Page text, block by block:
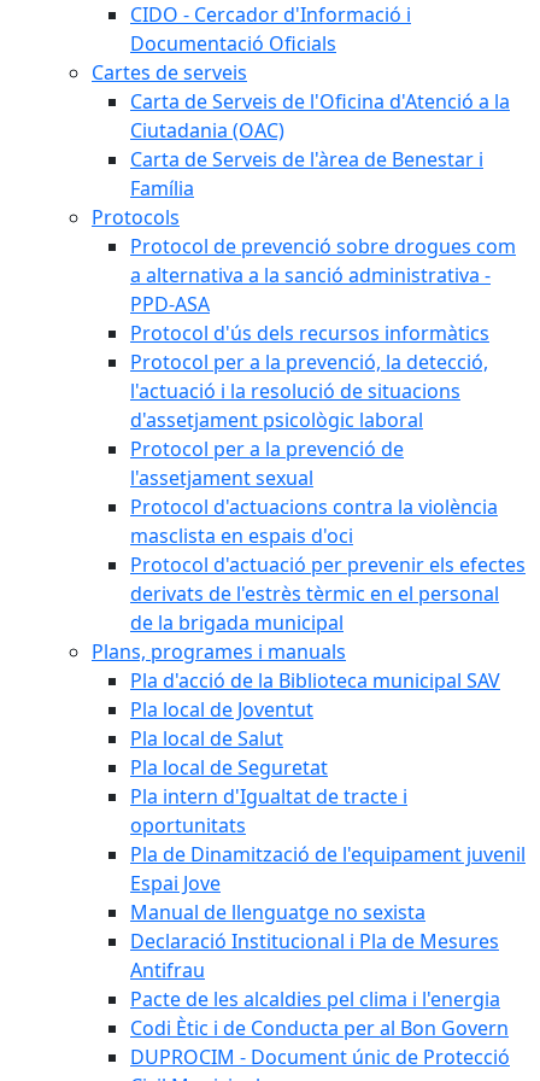
CIDO - Cercador d'Informació i
Documentació Oficials
Cartes de serveis
Carta de Serveis de l'Oficina d'Atenció a la
Ciutadania (OAC)
Carta de Serveis de l'àrea de Benestar i
Família
Protocols
Protocol de prevenció sobre drogues com
a alternativa a la sanció administrativa -
PPD-ASA
Protocol d'ús dels recursos informàtics
Protocol per a la prevenció, la detecció,
l'actuació i la resolució de situacions
d'assetjament psicològic laboral
Protocol per a la prevenció de
l'assetjament sexual
Protocol d'actuacions contra la violència
masclista en espais d'oci
Protocol d'actuació per prevenir els efectes
derivats de l'estrès tèrmic en el personal
de la brigada municipal
Plans, programes i manuals
Pla d'acció de la Biblioteca municipal SAV
Pla local de Joventut
Pla local de Salut
Pla local de Seguretat
Pla intern d'Igualtat de tracte i
oportunitats
Pla de Dinamització de l'equipament juvenil
Espai Jove
Manual de llenguatge no sexista
Declaració Institucional i Pla de Mesures
Antifrau
Pacte de les alcaldies pel clima i l'energia
Codi Ètic i de Conducta per al Bon Govern
DUPROCIM - Document únic de Protecció